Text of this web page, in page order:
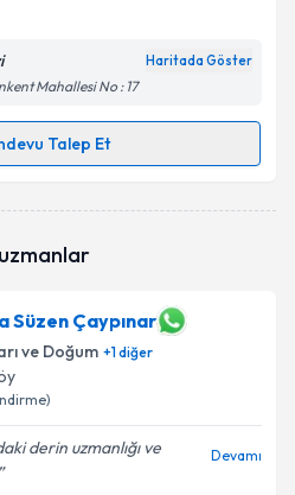
Haritada Göster
Mahallesi No : 17
Talep Et
Talebi
uzmandan randevu almanız
ilişkin
Süzen Çaypınar
ve Doğum +1diğer
derin uzmanlığı ve
Devamı